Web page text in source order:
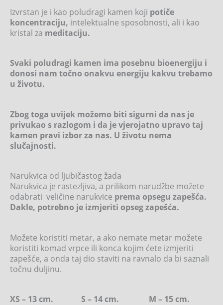
Izvrstan je i kao poludragi kamen koji potiče
koncentraciju, intelektualne sposobnosti, ali i kao
kristal za meditaciju.
Svaki poludragi kamen ima posebnu bioenergiju i
donosi nam točno onakvu energiju kakvu trebamo
u životu.
Zbog toga uvijek možemo biti sigurni da nas je
privukao s razlogom i da je vjerojatno upravo taj
kamen pravi izbor za nas. U životu nema
slučajnosti.
Narukvica od ljubičastog žada
Narukvica je rastezljiva, a prilikom narudžbe možete
odabrati veličine narukvice prema opsegu zapešća.
Dakle, potrebno je izmjeriti opseg zapešća.
Možete koristiti metar, a ako nemate metar možete
koristiti komad vrpce ili konca kojim ćete izmjeriti
zapešće, a onda taj dio staviti na ravnalo da bi saznali
točnu duljinu.
XS – 13 cm. S – 14 cm. M – 15 cm.